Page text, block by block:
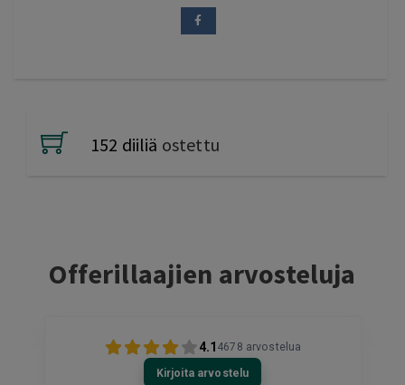
152 diiliä ostettu
Offerillaajien arvosteluja
4.1 4678 arvostelua
Kirjoita arvostelu